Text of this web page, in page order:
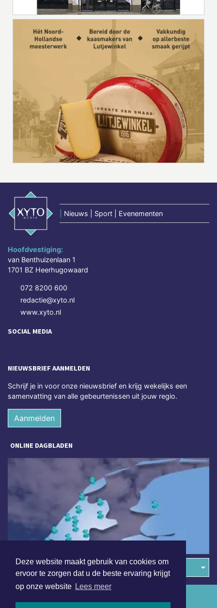
Deze website maakt gebruik van cookies om
ervoor te zorgen dat u de beste ervaring krijgt
op onze website Lees meer
Nieuws | Sport | Evenementen
Hoofdvestiging:
van Benthuizenlaan 1
1701 BZ Heerhugowaard
072 8200 600
redactie@xyto.nl
www.xyto.nl
SOCIAL MEDIA
NIEUWSBRIEF AANMELDEN
Schrijf je in voor onze nieuwsbrief en krijg wekelijks een
samenvatting van alle gebeurtenissen uit jouw regio.
Aanmelden
ONLINE DAGBLADEN
Overige dagbladen in de regio